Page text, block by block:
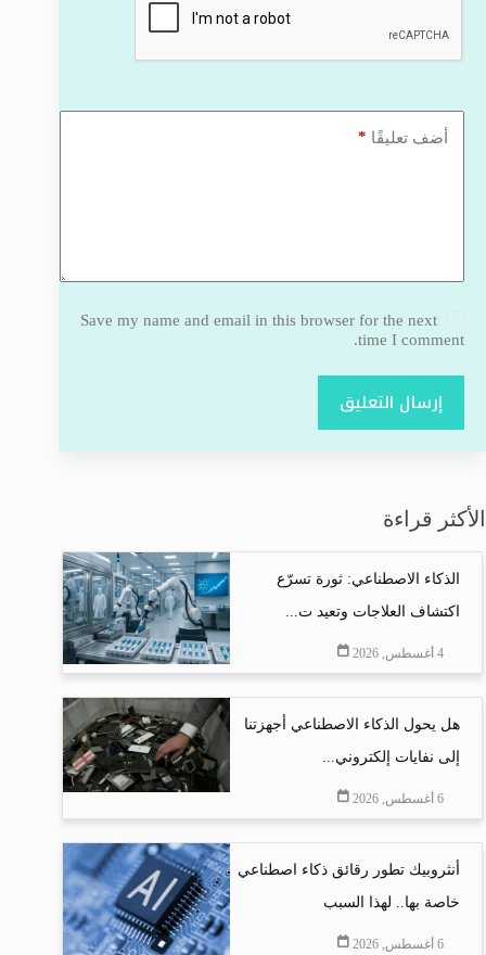
أضف تعليقًا *
Save my name and email in this browser for the next
time I comment.
إرسال التعليق
الأكثر قراءة
الذكاء الاصطناعي: ثورة تسرّع
اكتشاف العلاجات وتعيد ت...
4 أغسطس, 2026
هل يحول الذكاء الاصطناعي أجهزتنا
إلى نفايات إلكتروني...
6 أغسطس, 2026
أنثروبيك تطور رقائق ذكاء اصطناعي
خاصة بها.. لهذا السبب
6 أغسطس, 2026